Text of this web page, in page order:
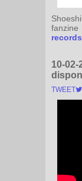
records
10-02-
TWEET